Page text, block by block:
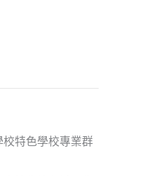
特色學校專業群